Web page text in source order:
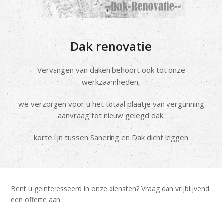
Dak renovatie
Vervangen van daken behoort ook tot onze
werkzaamheden,
we verzorgen voor u het totaal plaatje van vergunning
aanvraag tot nieuw gelegd dak.
korte lijn tussen Sanering en Dak dicht leggen
Bent u geinteresseerd in onze diensten? Vraag dan vrijblijvend
een offerte aan.